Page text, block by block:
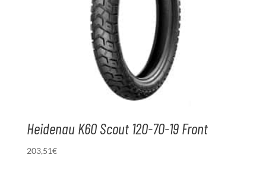
Heidenau K60 Scout 120-70-19 Front
203,51€